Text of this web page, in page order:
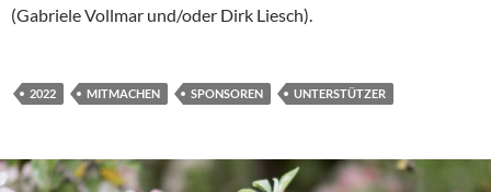
(Gabriele Vollmar und/oder Dirk Liesch).
2022 MITMACHEN SPONSOREN UNTERSTÜTZER